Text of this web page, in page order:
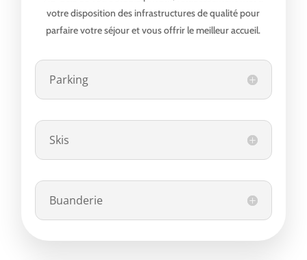
votre disposition des infrastructures de qualité pour
parfaire votre séjour et vous offrir le meilleur accueil.
Parking
Skis
Buanderie